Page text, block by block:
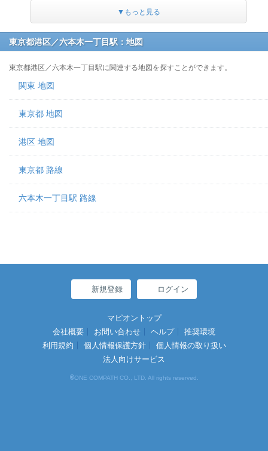
▼もっと見る
東京都港区／六本木一丁目駅：地図
東京都港区／六本木一丁目駅に関連する地図を探すことができます。
関東 地図
東京都 地図
港区 地図
東京都 路線
六本木一丁目駅 路線
新規登録 ログイン
マピオントップ
会社概要
お問い合わせ ヘルプ
推奨環境
利用規約
個人情報保護方針
個人情報の取り扱い
法人向けサービス
©ONE COMPATH CO., LTD. All rights reserved.